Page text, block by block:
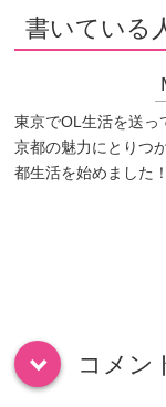
書いている
東京でOL生活を送っ
京都の魅力にとりつ
都生活を始めました！
down コメン